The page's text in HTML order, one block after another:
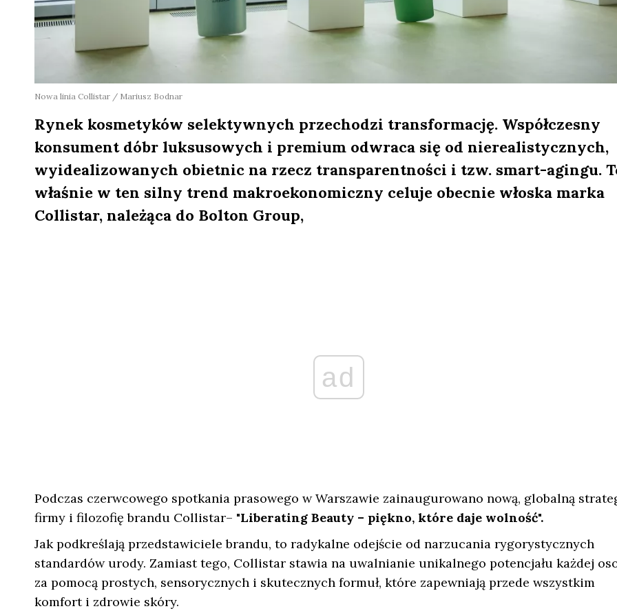
Nowa linia Collistar / Mariusz Bodnar
Rynek kosmetyków selektywnych przechodzi transformację. Współczesny
konsument dóbr luksusowych i premium odwraca się od nierealistycznych,
wyidealizowanych obietnic na rzecz transparentności i tzw. smart-agingu.
właśnie w ten silny trend makroekonomiczny celuje obecnie włoska marka
Collistar, należąca do Bolton Group,
ad
Podczas czerwcowego spotkania prasowego w Warszawie zainaugurowano nową, globalną
firmy i filozofię brandu Collistar– "Liberating Beauty – piękno, które daje wolność".
Jak podkreślają przedstawiciele brandu, to radykalne odejście od narzucania rygorystycznych
standardów urody. Zamiast tego, Collistar stawia na uwalnianie unikalnego potencjału każdej
za pomocą prostych, sensorycznych i skutecznych formuł, które zapewniają przede wszystkim
komfort i zdrowie skóry.